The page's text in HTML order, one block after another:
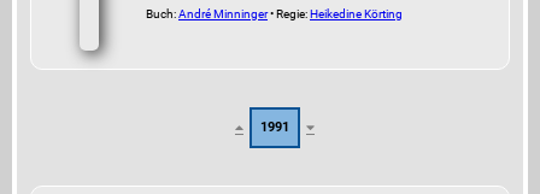
Buch:André Minninger• Regie:Heikedine Körting
1991